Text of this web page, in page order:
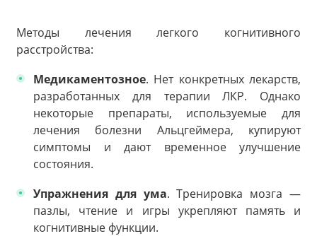
Методы лечения легкого когнитивного
расстройства:
Медикаментозное. Нет конкретных лекарств,
разработанных для терапии ЛКР. Однако
некоторые препараты, используемые для
лечения болезни Альцгеймера, купируют
симптомы и дают временное улучшение
состояния.
Упражнения для ума. Тренировка мозга —
пазлы, чтение и игры укрепляют память и
когнитивные функции.